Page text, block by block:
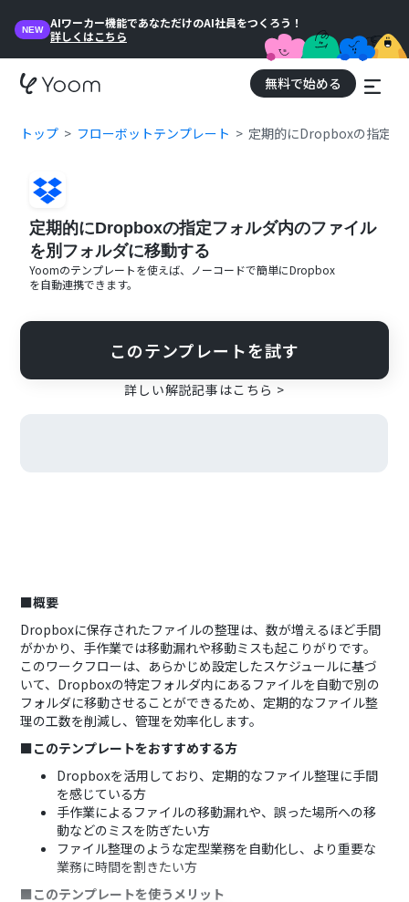
NEW
AIワーカー機能であなただけのAI社員をつくろう！
詳しくはこちら
無料で始める
トップ フローボットテンプレート 定期的にDropboxの指定フ
定期的にDropboxの指定フォルダ内のファイル
を別フォルダに移動する
Yoomのテンプレートを使えば、ノーコードで簡単にDropbox
を自動連携できます。
このテンプレートを試す
詳しい解説記事はこちら >
■概要
Dropboxに保存されたファイルの整理は、数が増えるほど手間
がかかり、手作業では移動漏れや移動ミスも起こりがりです。
このワークフローは、あらかじめ設定したスケジュールに基づ
いて、Dropboxの特定フォルダ内にあるファイルを自動で別の
フォルダに移動させることができるため、定期的なファイル整
理の工数を削減し、管理を効率化します。
■このテンプレートをおすすめする方
Dropboxを活用しており、定期的なファイル整理に手間
を感じている方
手作業によるファイルの移動漏れや、誤った場所への移
動などのミスを防ぎたい方
ファイル整理のような定型業務を自動化し、より重要な
業務に時間を割きたい方
■このテンプレートを使うメリット